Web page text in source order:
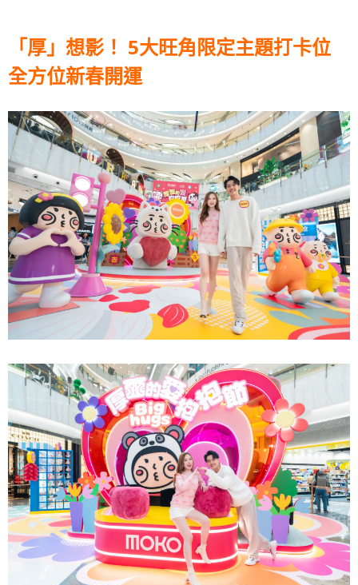
「厚」想影！ 5大旺角限定主題打卡位
全方位新春開運